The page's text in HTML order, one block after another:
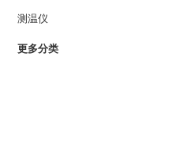
测温仪
更多分类